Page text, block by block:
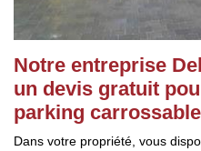
Notre entreprise
un devis gratuit
parking
Dans votre propriété, vous